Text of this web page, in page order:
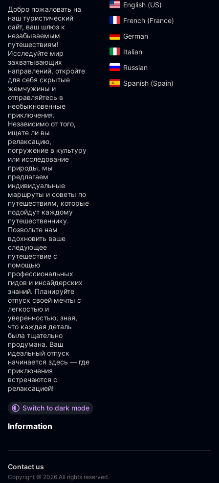
Добро пожаловать на
наш туристический
сайт, ваш шлюз к
незабываемым
путешествиям!
Исследуйте мир
захватывающих
направлений, откройте
для себя скрытые
жемчужины и
отправляйтесь в
необыкновенные
приключения.
Независимо от того,
ищете ли вы
релаксацию,
погружение в культуру
или исследование
природы, мы
предлагаем
индивидуальные
маршруты и советы по
путешествиям, которые
подойдут каждому
путешественнику.
Позвольте нам
вдохновить ваше
следующее
путешествие с
помощью
профессиональных
гидов и инсайдерских
знаний. Планируйте
отпуск своей мечты с
легкостью и
уверенностью, зная,
что каждая деталь
была тщательно
продумана. Ваш
идеальный отпуск
начинается здесь — где
приключения
встречаются с
релаксацией!
Switch to dark mode
English (US)‎
French (France)‎
German‎
Italian‎
Russian‎
Spanish (Spain)‎
Information
Contact us
Copyright © 2026 All rights reserved.